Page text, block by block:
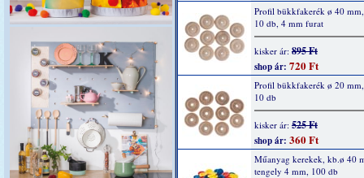
Profil bükkfakerék ø 40
10 db, 4 mm furat
kisker ár: 895 Ft
shop ár: 720 Ft
Profil bükkfakerék ø 20
10 db
kisker ár: 525 Ft
shop ár: 360 Ft
Műanyag kerekek, kb.ø 40
tengely 4 mm, 100 db